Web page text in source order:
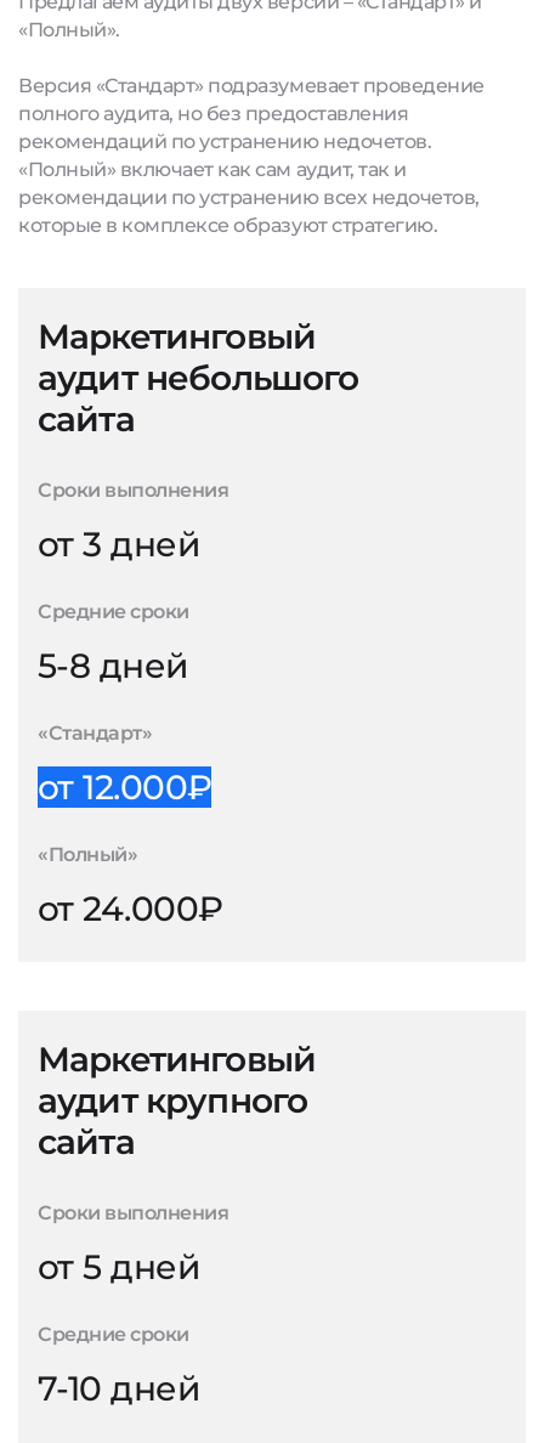
«Полный».
Версия «Стандарт» подразумевает проведение
полного аудита, но без предоставления
рекомендаций по устранению недочетов.
«Полный» включает как сам аудит, так и
рекомендации по устранению всех недочетов,
которые в комплексе образуют стратегию.
Маркетинговый
аудит небольшого
сайта
Сроки выполнения
от 3 дней
Средние сроки
5-8 дней
«Стандарт»
от 12.000₽
«Полный»
от 24.000₽
Маркетинговый
аудит крупного
сайта
Сроки выполнения
от 5 дней
Средние сроки
7-10 дней